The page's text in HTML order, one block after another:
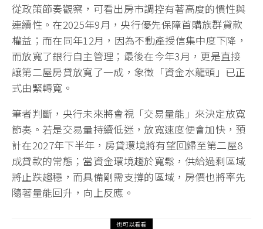
從政策節奏觀察，可看出房市調控有著高度的慣性與
連續性。在2025年9月，央行優先保障首購族群貸款
權益；而在同年12月，因為不動產授信集中度下降，
而放寬了銀行自主管理；最後在今年3月，更是直接
讓第二屋房貸放寬了一成，象徵「資金水龍頭」已正
式由緊轉寬。
筆者判斷，央行未來將會視「交易量能」來決定放寬
節奏。若是交易量持續低迷，放寬速度便會加快，預
計在2027年下半年，房貸環境將有望回歸至第二屋8
成貸款的常態；當資金環境趨於寬鬆，供給過剩區域
將止跌趨穩，而具備剛需支撐的區域，房價也將率先
隨著量能回升，向上反應。
也可以看看